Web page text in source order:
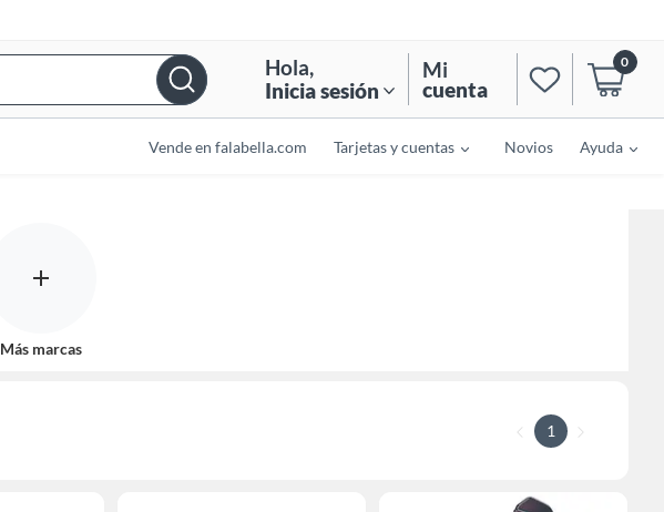
Hola,
Inicia sesión
Mi
cuenta
0
Vende en falabella.com Tarjetas y cuentas Novios Ayuda
Más marcas
1